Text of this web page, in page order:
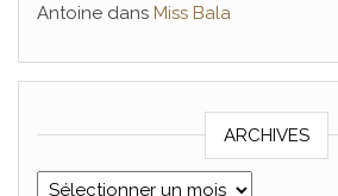
Antoine dans Miss Bala
ARCHIVES
Archives